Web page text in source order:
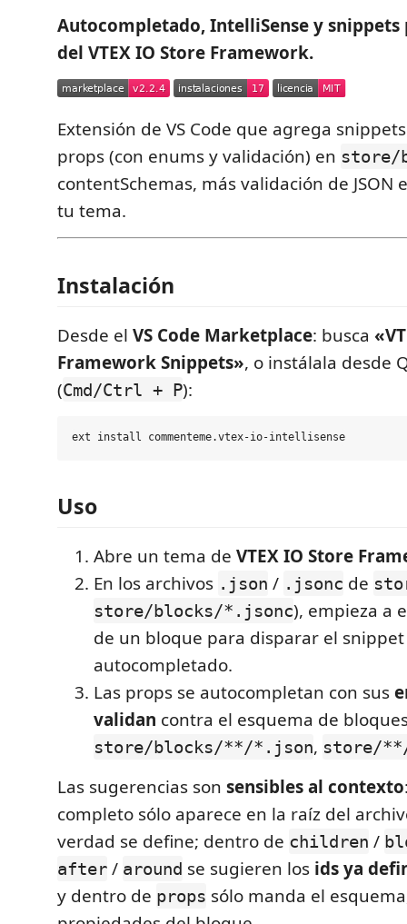
Autocompletado, IntelliSense y snippets
del VTEX IO Store Framework.
Extensión de VS Code que agrega
props (con enums y validación) en store/
contentSchemas, más validación de JSON
tu tema.
Instalación
Desde el VS Code Marketplace: busca
Framework Snippets», o instálala desde
(Cmd/Ctrl + P):
Uso
Abre un tema de VTEX IO Store
En los archivos .json / .jsonc de
store/blocks/*.jsonc), empieza a
de un bloque para disparar el
autocompletado.
Las props se autocompletan con sus
validan contra el esquema de
store/blocks/**/*.json, store/
Las sugerencias son sensibles al contexto
completo sólo aparece en la raíz del
verdad se define; dentro de children /
after / around se sugieren los ids ya
y dentro de props sólo manda el